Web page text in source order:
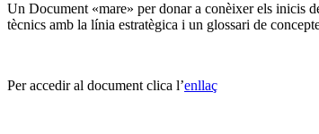
Un Document «mare» per donar a conèixer els inicis
tècnics amb la línia estratègica i un glossari de
Per accedir al document clica l’enllaç